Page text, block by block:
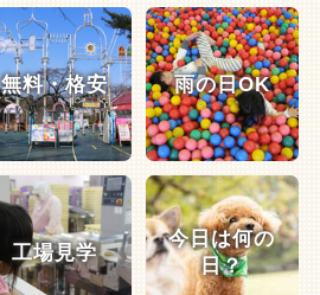
無料・格安 雨の日OK
工場見学
今日は何の
日？